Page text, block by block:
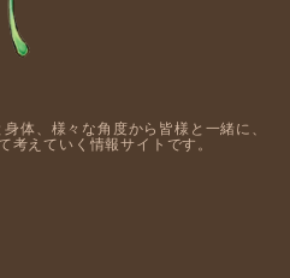
体、様々な角度から皆様と一緒に、
考えていく情報サイトです。